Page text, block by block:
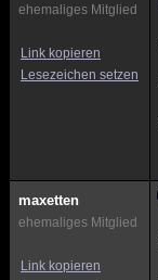
ehemaliges Mitglied
Link kopieren
Lesezeichen setzen
maxetten
ehemaliges Mitglied
Link kopieren